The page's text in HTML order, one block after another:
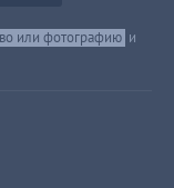
или фотографию и